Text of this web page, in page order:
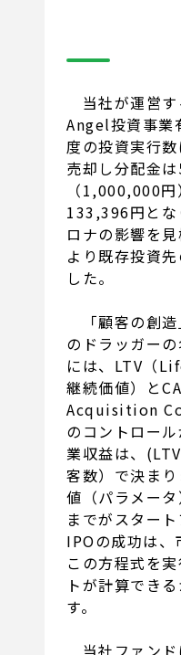
当社が運営
Angel投資事業
度の投資実行
売却し分配金
（1,000,000
133,396円とな
ロナの影響を
より既存投資
した。
「顧客の創造
のドラッガー
には、LTV（
継続価値）と
Acquisition
のコントロー
業収益は、
客数）で決ま
値（パラメー
までがスタート
IPOの成功は、
この方程式を
トが計算でき
す。
当社ファンド